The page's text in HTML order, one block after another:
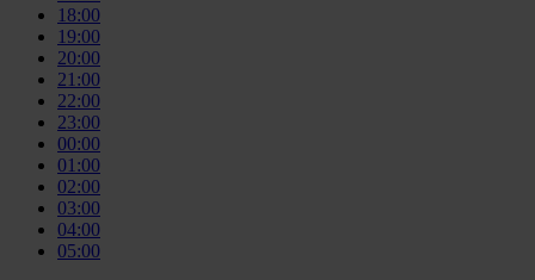
18:00
19:00
20:00
21:00
22:00
23:00
00:00
01:00
02:00
03:00
04:00
05:00